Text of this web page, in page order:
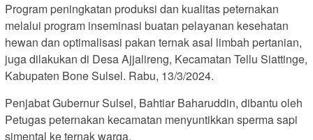
Program peningkatan produksi dan kualitas peternakan
melalui program inseminasi buatan pelayanan kesehatan
hewan dan optimalisasi pakan ternak asal limbah pertanian,
juga dilakukan di Desa Ajjalireng, Kecamatan Tellu Siattinge,
Kabupaten Bone Sulsel. Rabu, 13/3/2024.
Penjabat Gubernur Sulsel, Bahtiar Baharuddin, dibantu oleh
Petugas peternakan kecamatan menyuntikkan sperma sapi
simental ke ternak warga.